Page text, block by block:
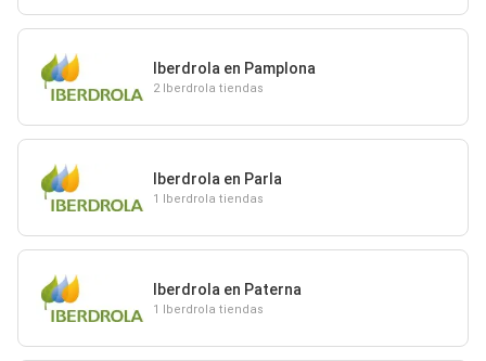
Iberdrola en Pamplona
2 Iberdrola tiendas
Iberdrola en Parla
1 Iberdrola tiendas
Iberdrola en Paterna
1 Iberdrola tiendas